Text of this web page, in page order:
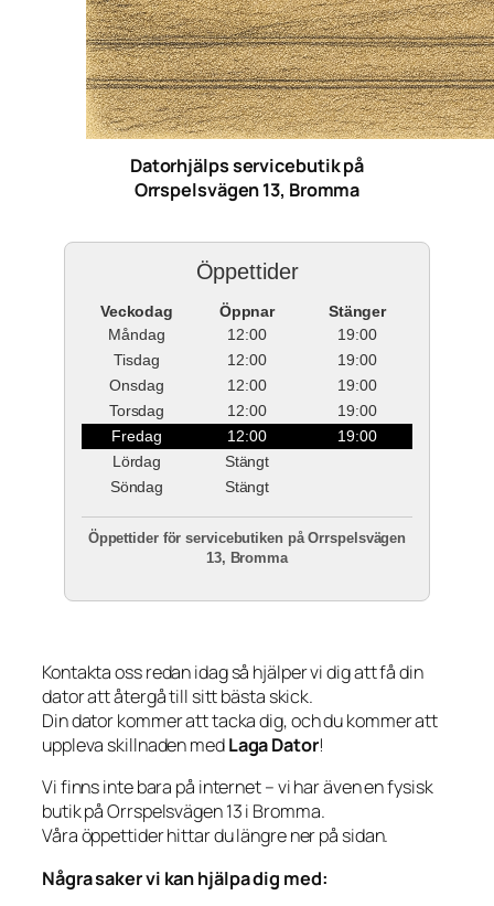
Datorhjälps servicebutik på
Orrspelsvägen 13, Bromma
Öppettider
Veckodag Öppnar
Stänger
Måndag
12:00
19:00
Tisdag
12:00
19:00
Onsdag
12:00
19:00
Torsdag
12:00
19:00
Fredag
12:00
19:00
Lördag
Stängt
Söndag
Stängt
Öppettider för servicebutiken på Orrspelsvägen
13, Bromma
Kontakta oss redan idag så hjälper vi dig att få din
dator att återgå till sitt bästa skick.
Din dator kommer att tacka dig, och du kommer att
uppleva skillnaden medLaga Dator!
Vi finns inte bara på internet – vi har även en fysisk
butik på Orrspelsvägen 13 i Bromma.
Våra öppettider hittar du längre ner på sidan.
Några saker vi kan hjälpa dig med: